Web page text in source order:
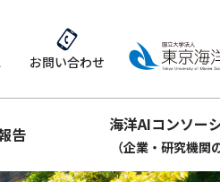
お問い合わせ
告 海洋AIコンソー
（企業・研究機関